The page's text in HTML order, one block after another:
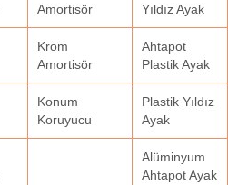
Amortisör
Yıldız Ayak
Krom
Amortisör
Ahtapot
Plastik Ayak
Konum
Koruyucu
Plastik Yıldız
Ayak
Alüminyum
Ahtapot Ayak